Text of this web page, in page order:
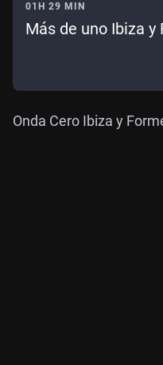
01H 29 MIN
Más de uno Ibiza
Onda Cero Ibiza y